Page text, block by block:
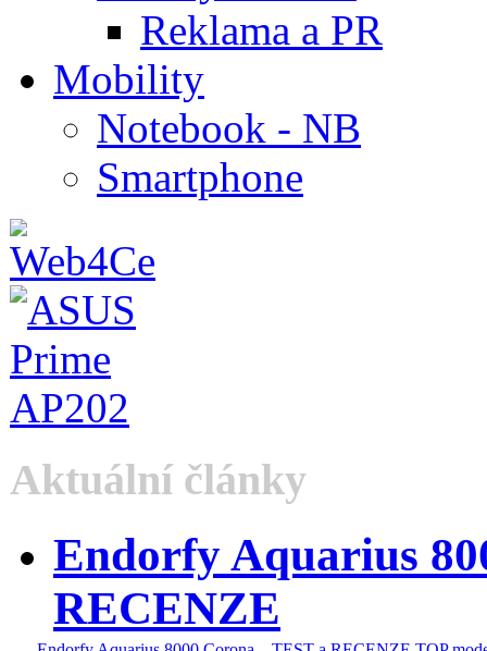
Reklama a PR
Mobility
Notebook - NB
Smartphone
Aktuální články
Endorfy Aquarius
RECENZE